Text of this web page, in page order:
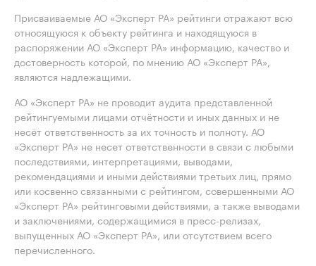
Присваиваемые АО «Эксперт РА» рейтинги отражают всю
относящуюся к объекту рейтинга и находящуюся в
распоряжении АО «Эксперт РА» информацию, качество и
достоверность которой, по мнению АО «Эксперт РА»,
являются надлежащими.
АО «Эксперт РА» не проводит аудита представленной
рейтингуемыми лицами отчётности и иных данных и не
несёт ответственность за их точность и полноту. АО
«Эксперт РА» не несет ответственности в связи с любыми
последствиями, интерпретациями, выводами,
рекомендациями и иными действиями третьих лиц, прямо
или косвенно связанными с рейтингом, совершенными АО
«Эксперт РА» рейтинговыми действиями, а также выводами
и заключениями, содержащимися в пресс-релизах,
выпущенных АО «Эксперт РА», или отсутствием всего
перечисленного.